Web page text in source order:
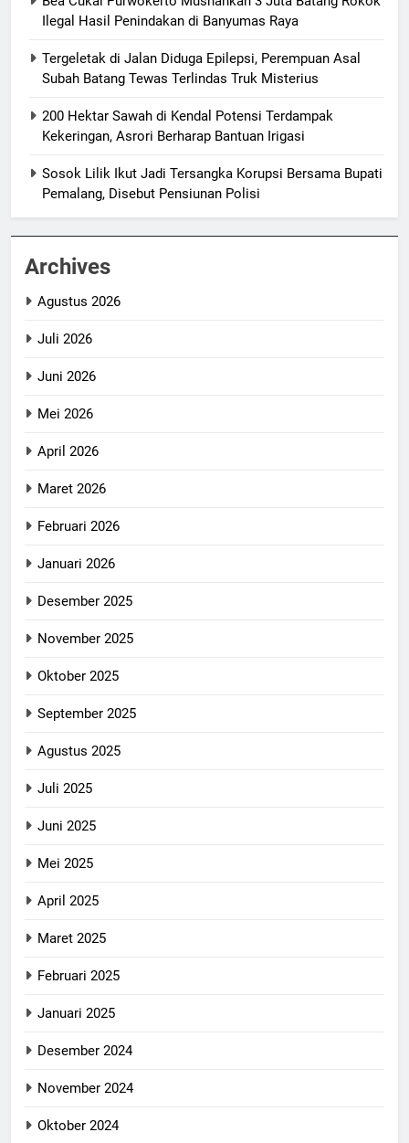
Ilegal Hasil Penindakan di Banyumas Raya
Tergeletak di Jalan Diduga Epilepsi, Perempuan Asal
Subah Batang Tewas Terlindas Truk Misterius
200 Hektar Sawah di Kendal Potensi Terdampak
Kekeringan, Asrori Berharap Bantuan Irigasi
Sosok Lilik Ikut Jadi Tersangka Korupsi Bersama Bupati
Pemalang, Disebut Pensiunan Polisi
Archives
Agustus 2026
Juli 2026
Juni 2026
Mei 2026
April 2026
Maret 2026
Februari 2026
Januari 2026
Desember 2025
November 2025
Oktober 2025
September 2025
Agustus 2025
Juli 2025
Juni 2025
Mei 2025
April 2025
Maret 2025
Februari 2025
Januari 2025
Desember 2024
November 2024
Oktober 2024